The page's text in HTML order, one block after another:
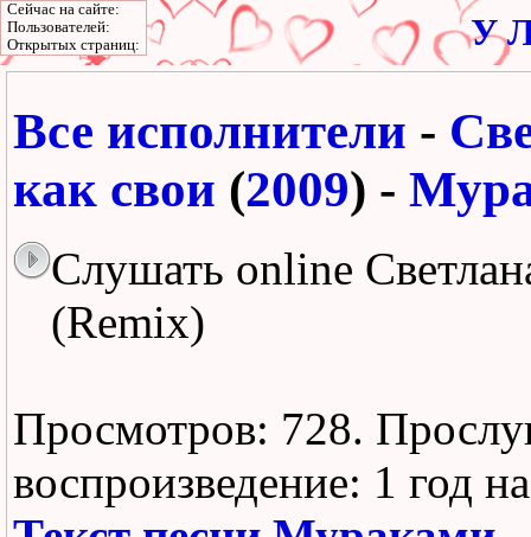
У
Все исполнители -
как свои (2009) -
Слушать online
(Remix)
Просмотров: 728.
воспроизведение: 1 год
Сейчас на сайте:
Пользователей:
Открытых страниц: